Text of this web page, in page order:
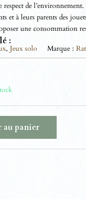
de l’environnement.
et à leurs parents des
une consommation
:
, Jeux solo Marque :
au panier